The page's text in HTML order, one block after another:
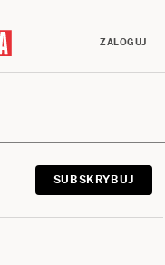
ZALOGUJ
SUBSKRYBUJ